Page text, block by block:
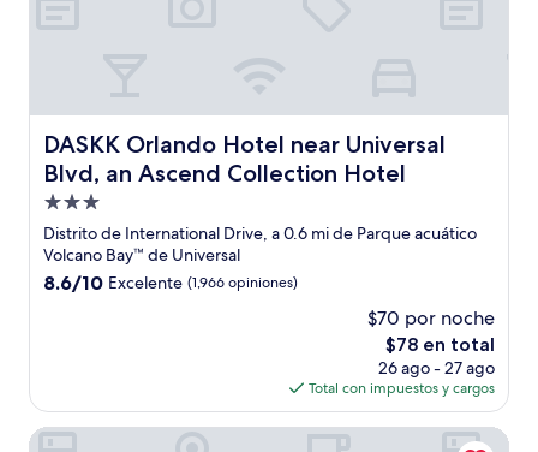
DASKK Orlando Hotel near Universal
Blvd, an Ascend Collection Hotel
DASKK Orlando Hotel near Universal Blvd, an Ascend
Propiedad
de
3.0
estrellas
Distrito de International Drive, a 0.6 mi de Parque acuático
Volcano Bay™ de Universal
8.6
8.6/10 Excelente (1,966 opiniones)
$70 por noche
El
precio
actual
es
de
$78 en total
26 ago - 27 ago
Total con impuestos y cargos
Rosen Inn International